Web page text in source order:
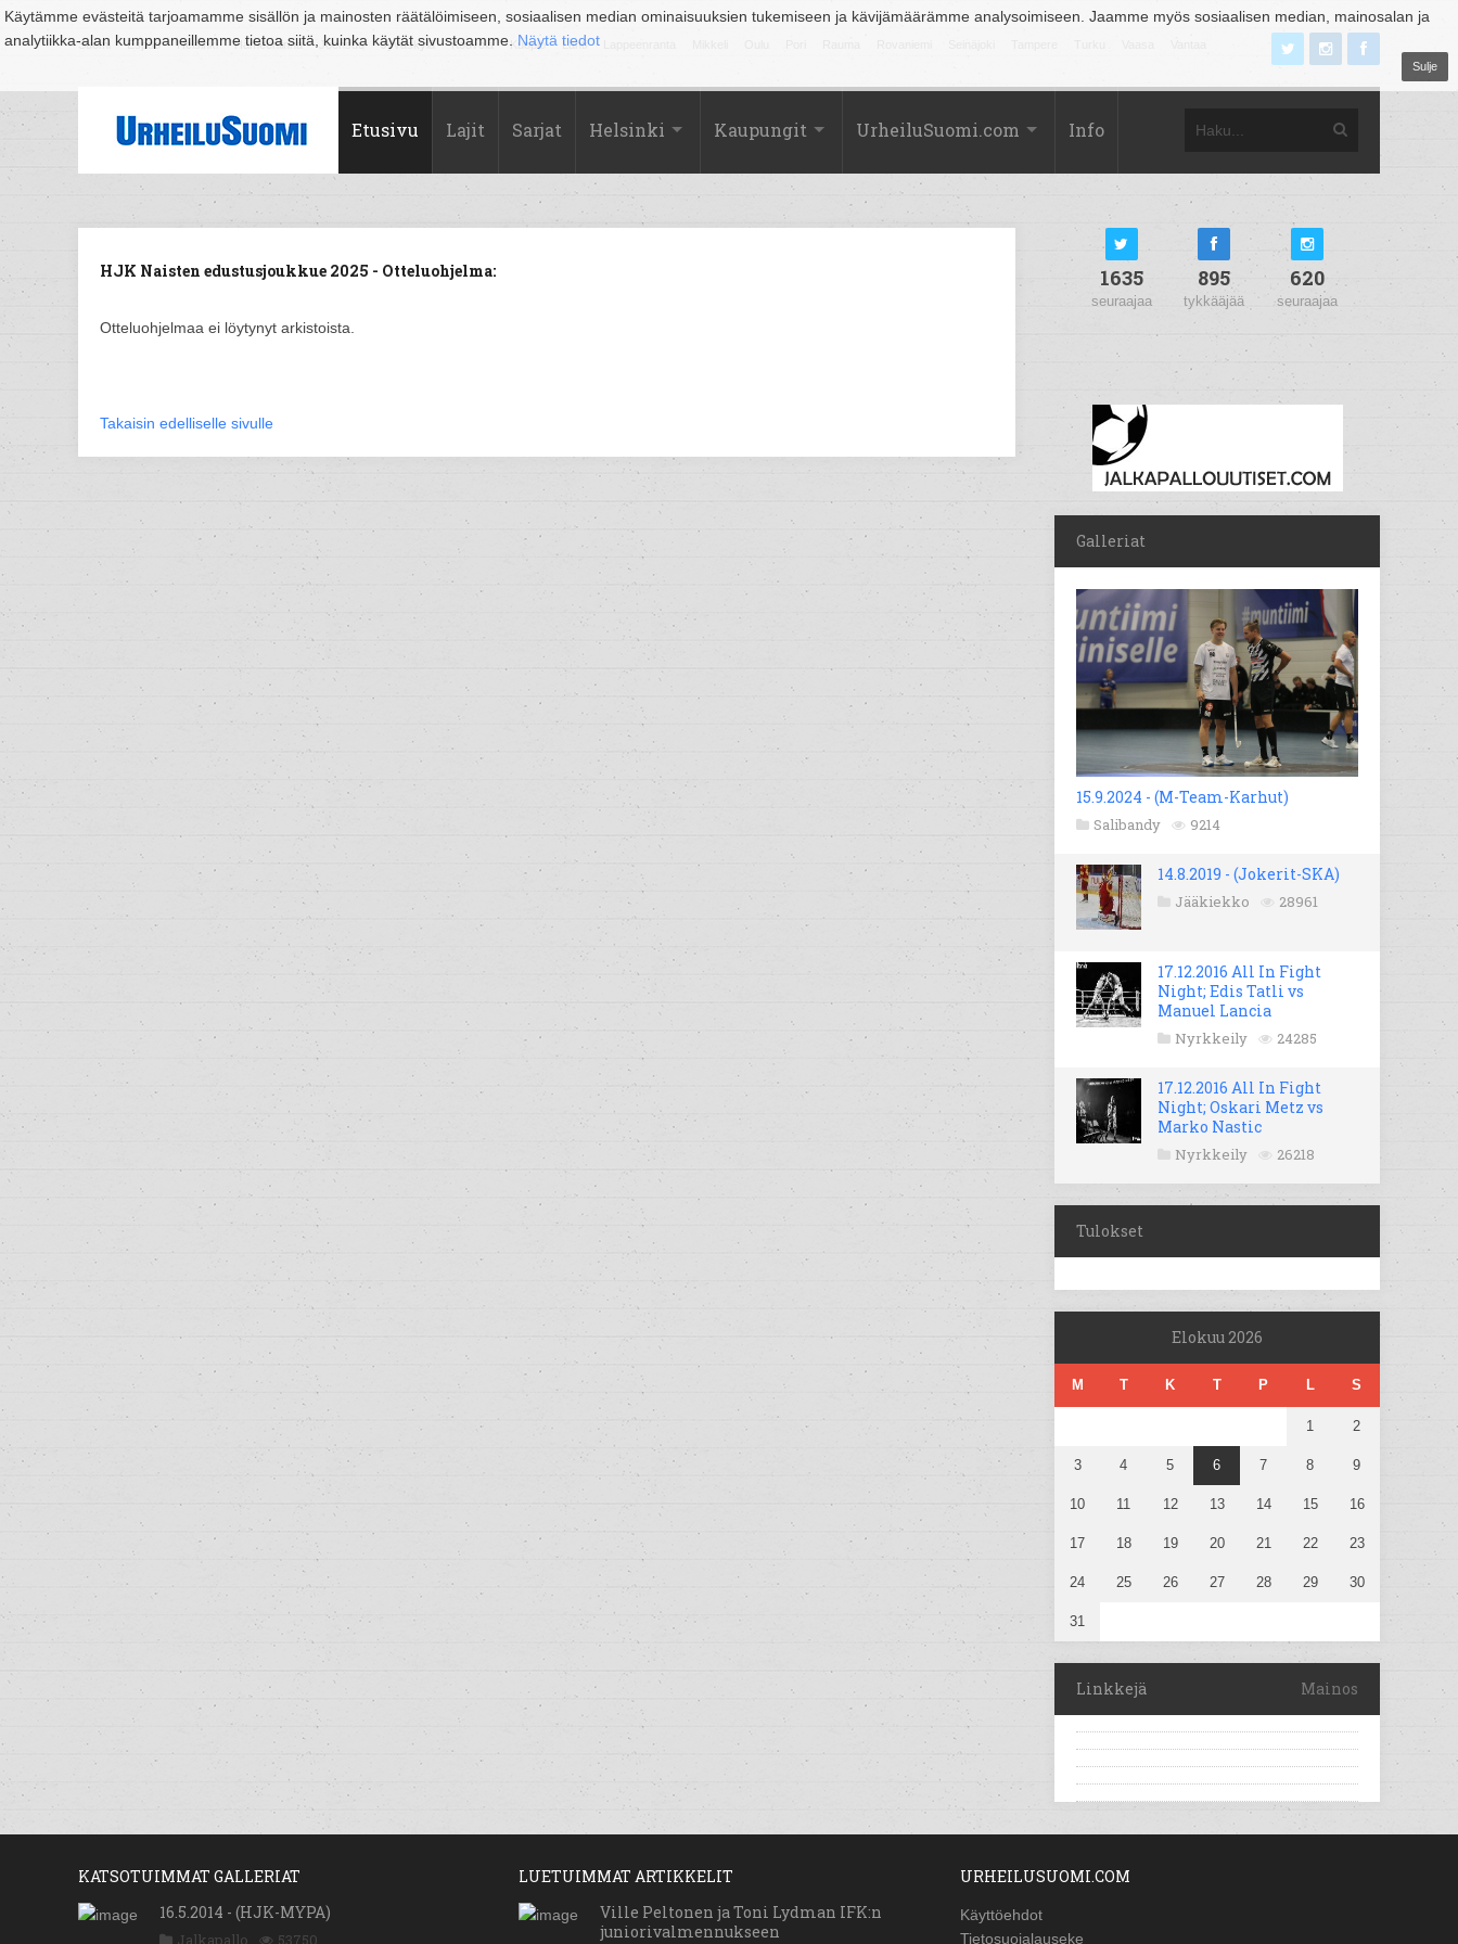
Käytämme evästeitä tarjoamamme sisällön ja mainosten räätälöimiseen, sosiaalisen median ominaisuuksien tukemiseen ja kävijämäärämme analysoimiseen. Jaamme myös sosiaalisen median, mainosalan ja
analytiikka-alan kumppaneillemme tietoa siitä, kuinka käytät sivustoamme. Näytä tiedot
Sulje
Suomi Espoo Helsinki Hämeenlinna Joensuu Jyväskylä Kouvola Kuopio Lahti
Etusivu Lajit Sarjat Helsinki Kaupungit UrheiluSuomi.com Info
HJK Naisten edustusjoukkue 2025 - Otteluohjelma:
Otteluohjelmaa ei löytynyt arkistoista.
Takaisin edelliselle sivulle
1635
seuraajaa
895
tykkääjää
620
seuraajaa
Galleriat
15.9.2024 - (M-Team-Karhut)
Salibandy 9214
14.8.2019 - (Jokerit-SKA)
Jääkiekko 28961
17.12.2016 All In Fight
Night; Edis Tatli vs
Manuel Lancia
Nyrkkeily 24285
17.12.2016 All In Fight
Night; Oskari Metz vs
Marko Nastic
Nyrkkeily 26218
Tulokset
Elokuu 2026
M T K T P L S
1 2
3 4 5 6 7 8 9
10 11 12 13 14 15 16
17 18 19 20 21 22 23
24 25 26 27 28 29 30
31
Linkkejä Mainos
KATSOTUIMMAT GALLERIAT
16.5.2014 - (HJK-MYPA)
Jalkapallo 53750
LUETUIMMAT ARTIKKELIT
Ville Peltonen ja Toni Lydman IFK:n
juniorivalmennukseen
URHEILUSUOMI.COM
Käyttöehdot
Tietosuojalauseke